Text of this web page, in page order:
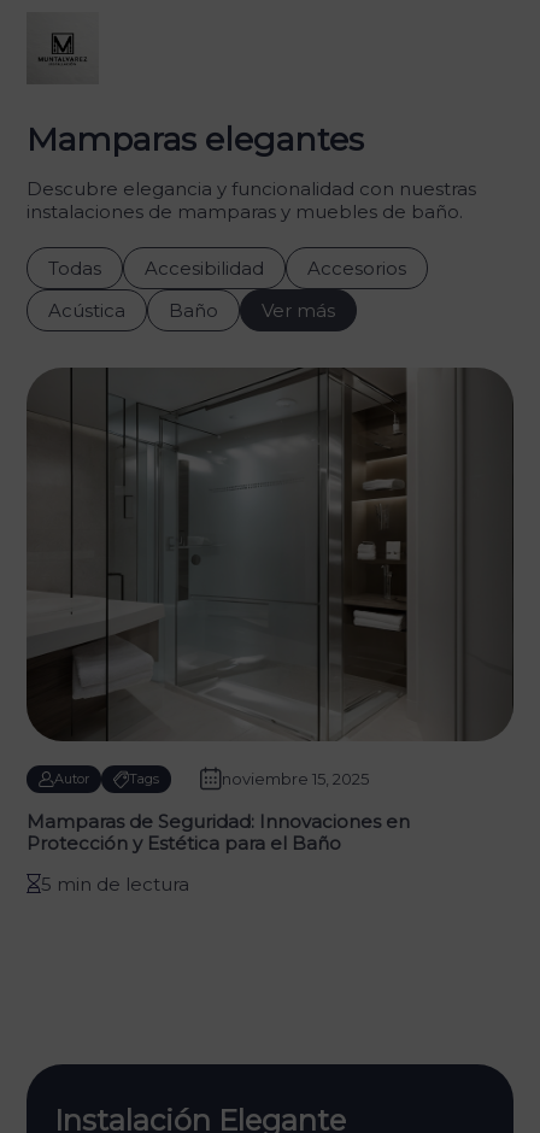
Mamparas elegantes
Descubre elegancia y funcionalidad con nuestras
instalaciones de mamparas y muebles de baño.
Todas Accesibilidad
Accesorios
Acústica
Baño Ver más
Autor Tags noviembre 15, 2025
Mamparas de Seguridad: Innovaciones en
Protección y Estética para el Baño
5 min de lectura
Instalación Elegante